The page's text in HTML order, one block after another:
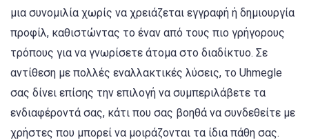
μια συνομιλία χωρίς να χρειάζεται εγγραφή ή δημιουργία
προφίλ, καθιστώντας το έναν από τους πιο γρήγορους
τρόπους για να γνωρίσετε άτομα στο διαδίκτυο. Σε
αντίθεση με πολλές εναλλακτικές λύσεις, το Uhmegle
σας δίνει επίσης την επιλογή να συμπεριλάβετε τα
ενδιαφέροντά σας, κάτι που σας βοηθά να συνδεθείτε με
χρήστες που μπορεί να μοιράζονται τα ίδια πάθη σας.